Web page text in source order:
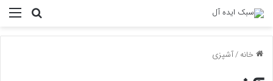
خانه/آشپزی